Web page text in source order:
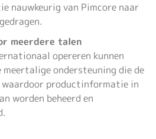
nauwkeurig van Pimcore naar
meerdere talen
opereren kunnen
ondersteuning die de
productinformatie in
worden beheerd en